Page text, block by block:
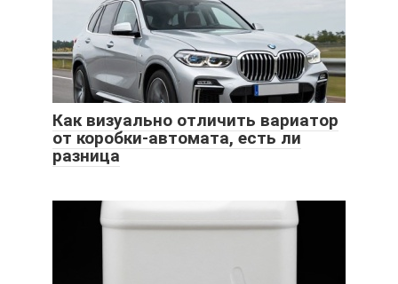
Как визуально отличить вариатор
от коробки-автомата, есть ли
разница